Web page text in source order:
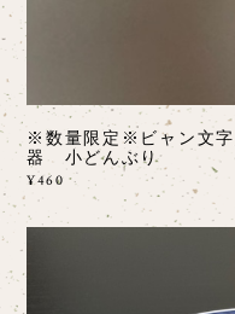
※数量限定※ビャン文
器 小どんぶり
¥460